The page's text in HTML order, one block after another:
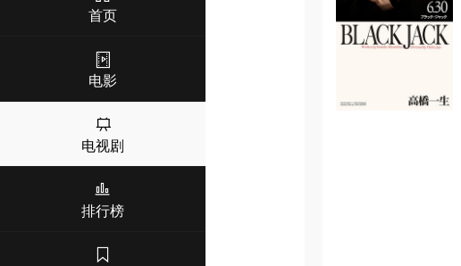
首页
电影
电视剧
排行榜